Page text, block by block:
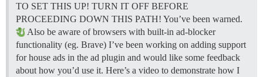
TO SET THIS UP! TURN IT OFF BEFORE
PROCEEDING DOWN THIS PATH! You’ve been warned.
Also be aware of browsers with built-in ad-blocker
functionality (eg. Brave) I’ve been working on adding support
for house ads in the ad plugin and would like some feedback
about how you’d use it. Here’s a video to demonstrate how I